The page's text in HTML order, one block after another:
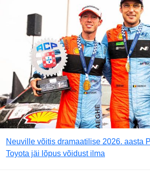
Neuville võitis dramaatilise 2026. aasta
Toyota jäi lõpus võidust ilma